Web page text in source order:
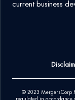
current business
© 2023 MergersCorp